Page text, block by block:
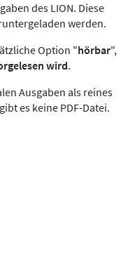
des LION. Diese
werden.
Option "hörbar",
wird.
Ausgaben als reines
es keine PDF-Datei.